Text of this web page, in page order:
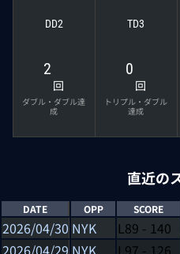
DD2
2
回
ダブル・ダブル達
成
TD3
0
回
トリプル・ダブル
達成
直近の
DATE OPP SCORE
2026/04/30 NYK L89 - 140
2026/04/29 NYK L97 - 126